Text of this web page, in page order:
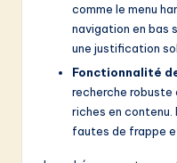
comme le menu
navigation en bas
une justification
Fonctionnalité
recherche
riches en
fautes de frappe